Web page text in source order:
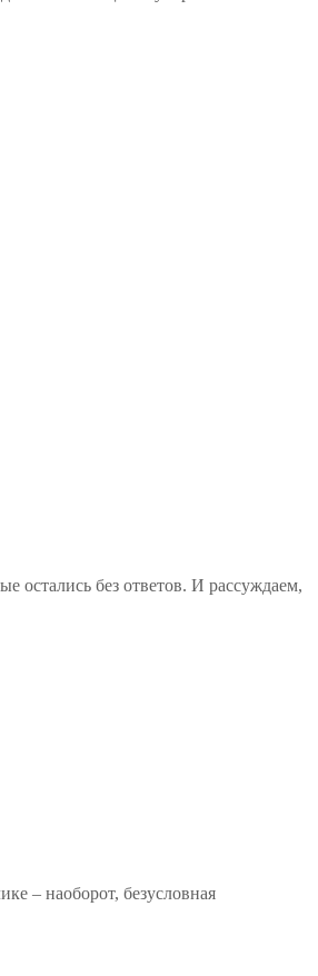
остались без ответов. И рассуждаем,
– наоборот, безусловная